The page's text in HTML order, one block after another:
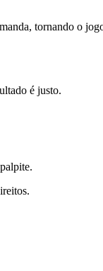
tornando o
é justo.